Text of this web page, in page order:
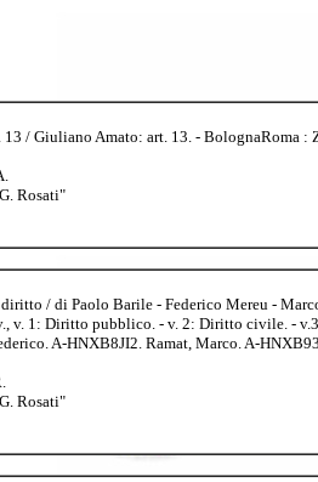
/ Giuliano Amato: art. 13. - BolognaRoma :
Rosati"
/ di Paolo Barile - Federico Mereu -
v. 1: Diritto pubblico. - v. 2: Diritto civile. -
A-HNXB8JI2. Ramat, Marco. A-
Rosati"